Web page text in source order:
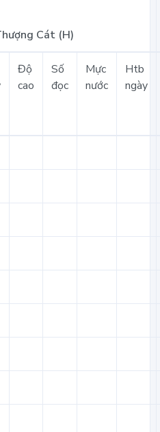
Cát (H)
Độ
cao
Số
đọc
Mực
nước
Htb
ngày